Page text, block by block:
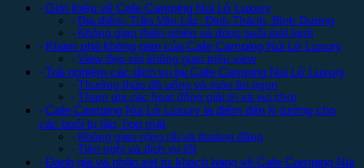
Giới thiệu về Cafe Camping Núi Lở Luxury
Địa điểm: Trần Văn Lắc, Định Thành, Bình Dương
Không gian thiên nhiên và dòng suối mát lạnh
Khám phá không gian của Cafe Camping Núi Lở Luxury
View đẹp với không gian triệu view
Trải nghiệm các dịch vụ tại Cafe Camping Núi Lở Luxury
Thưởng thức đồ uống và món ăn ngon
Tham gia các hoạt động giải trí và vui chơi
Cafe Camping Núi Lở Luxury là điểm đến lý tưởng cho
các buổi tụ tập, họp mặt
Không gian rộng rãi và thoáng đãng
Tiện nghi và dịch vụ tốt
Đánh giá và nhận xét từ khách hàng về Cafe Camping Núi